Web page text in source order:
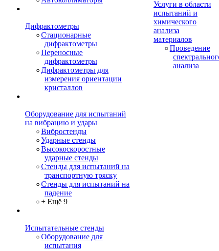
Дифрактометры
Стационарные
дифрактометры
Переносные
дифрактометры
Дифрактометры для
измерения ориентации
кристаллов
Оборудование для испытаний
на вибрацию и удары
Вибростенды
Ударные стенды
Высокоскоростные
ударные стенды
Стенды для испытаний на
транспортную тряску
Стенды для испытаний на
падение
+ Ещё 9
Испытательные стенды
Оборудование для
испытания
Услуги в области
испытаний и
химического
анализа
материалов
Проведение
анализа